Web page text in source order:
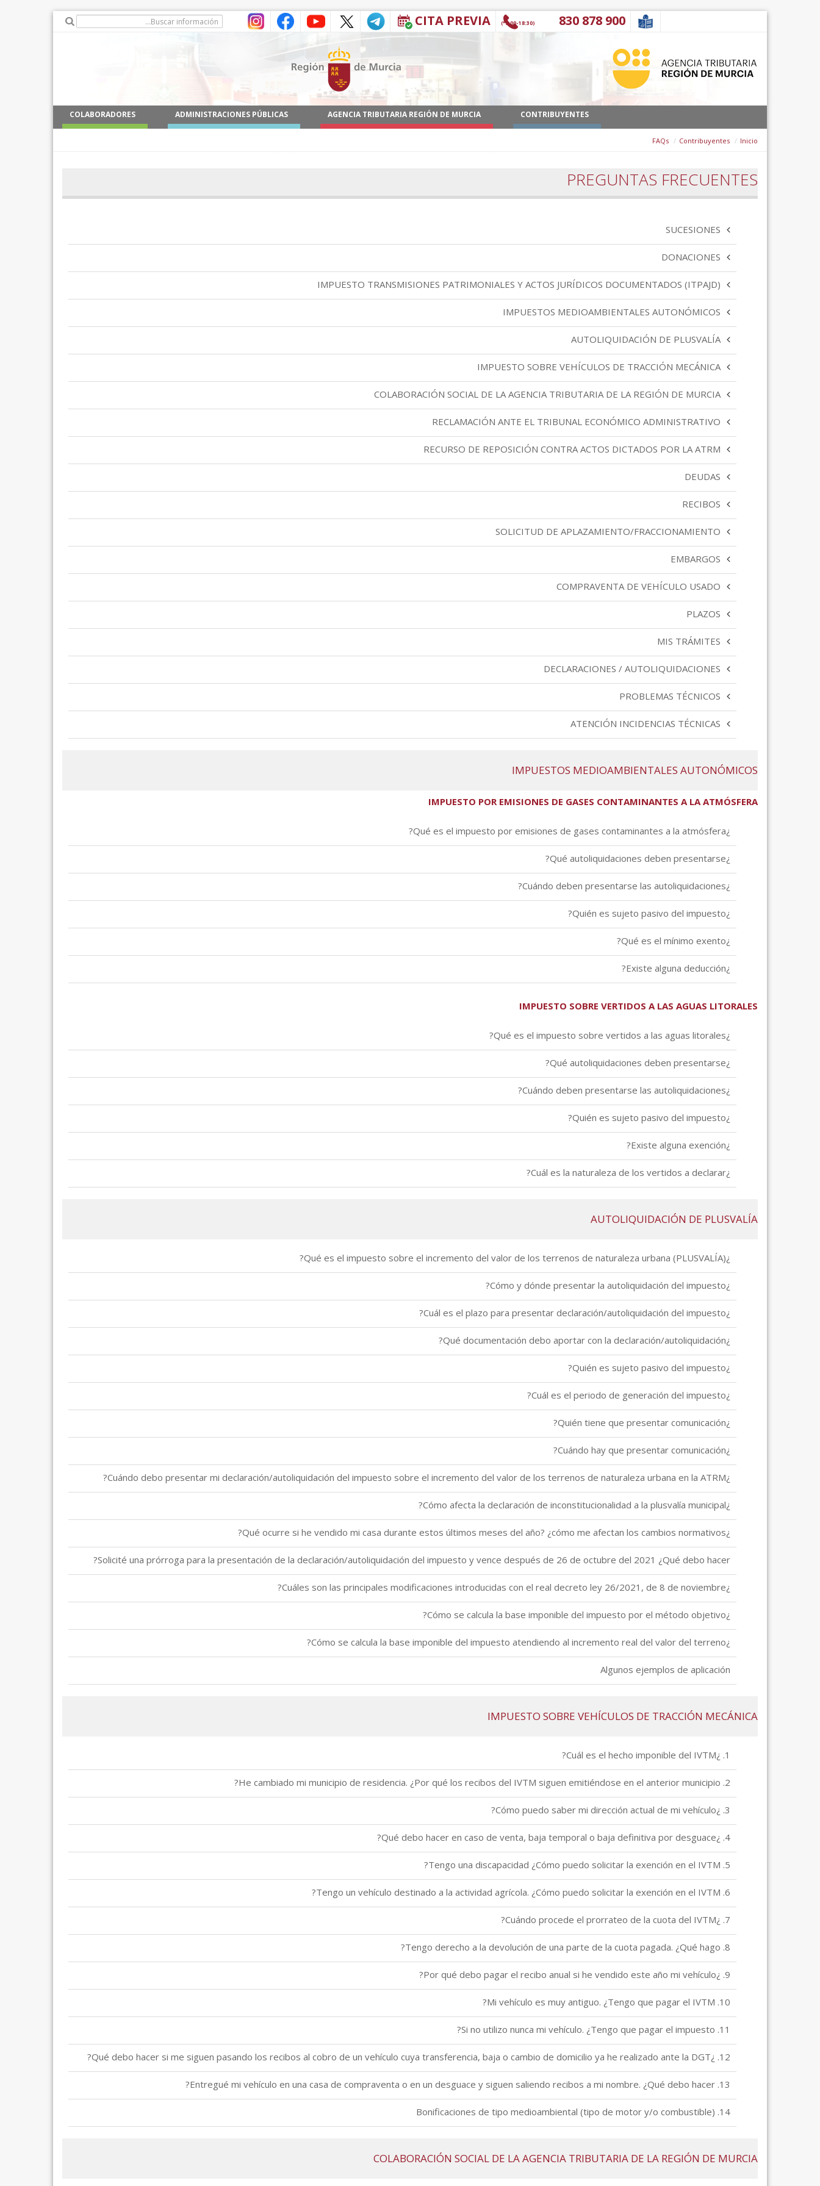
CITA PREVIA 900 878 830
(9:00-18:30*)
CONTRIBUYENTES
AGENCIA TRIBUTARIA REGIÓN DE MURCIA
ADMINISTRACIONES PÚBLICAS
COLABORADORES
Inicio
Contribuyentes
FAQs
PREGUNTAS FRECUENTES
SUCESIONES
DONACIONES
IMPUESTO TRANSMISIONES PATRIMONIALES Y ACTOS JURÍDICOS DOCUMENTADOS (ITPAJD)
IMPUESTOS MEDIOAMBIENTALES AUTONÓMICOS
AUTOLIQUIDACIÓN DE PLUSVALÍA
IMPUESTO SOBRE VEHÍCULOS DE TRACCIÓN MECÁNICA
COLABORACIÓN SOCIAL DE LA AGENCIA TRIBUTARIA DE LA REGIÓN DE MURCIA
RECLAMACIÓN ANTE EL TRIBUNAL ECONÓMICO ADMINISTRATIVO
RECURSO DE REPOSICIÓN CONTRA ACTOS DICTADOS POR LA ATRM
DEUDAS
RECIBOS
SOLICITUD DE APLAZAMIENTO/FRACCIONAMIENTO
EMBARGOS
COMPRAVENTA DE VEHÍCULO USADO
PLAZOS
MIS TRÁMITES
DECLARACIONES / AUTOLIQUIDACIONES
PROBLEMAS TÉCNICOS
ATENCIÓN INCIDENCIAS TÉCNICAS
IMPUESTOS MEDIOAMBIENTALES AUTONÓMICOS
IMPUESTO POR EMISIONES DE GASES CONTAMINANTES A LA ATMÓSFERA
¿Qué es el impuesto por emisiones de gases contaminantes a la atmósfera?
¿Qué autoliquidaciones deben presentarse?
¿Cuándo deben presentarse las autoliquidaciones?
¿Quién es sujeto pasivo del impuesto?
¿Qué es el mínimo exento?
¿Existe alguna deducción?
IMPUESTO SOBRE VERTIDOS A LAS AGUAS LITORALES
¿Qué es el impuesto sobre vertidos a las aguas litorales?
¿Qué autoliquidaciones deben presentarse?
¿Cuándo deben presentarse las autoliquidaciones?
¿Quién es sujeto pasivo del impuesto?
¿Existe alguna exención?
¿Cuál es la naturaleza de los vertidos a declarar?
AUTOLIQUIDACIÓN DE PLUSVALÍA
¿Qué es el impuesto sobre el incremento del valor de los terrenos de naturaleza urbana (PLUSVALÍA)?
¿Cómo y dónde presentar la autoliquidación del impuesto?
¿Cuál es el plazo para presentar declaración/autoliquidación del impuesto?
¿Qué documentación debo aportar con la declaración/autoliquidación?
¿Quién es sujeto pasivo del impuesto?
¿Cuál es el periodo de generación del impuesto?
¿Quién tiene que presentar comunicación?
¿Cuándo hay que presentar comunicación?
¿Cuándo debo presentar mi declaración/autoliquidación del impuesto sobre el incremento del valor de los terrenos de naturaleza urbana en la ATRM?
¿Cómo afecta la declaración de inconstitucionalidad a la plusvalía municipal?
¿Qué ocurre si he vendido mi casa durante estos últimos meses del año? ¿cómo me afectan los cambios normativos?
Solicité una prórroga para la presentación de la declaración/autoliquidación del impuesto y vence después de 26 de octubre del 2021 ¿Qué debo hacer?
¿Cuáles son las principales modificaciones introducidas con el real decreto ley 26/2021, de 8 de noviembre?
¿Cómo se calcula la base imponible del impuesto por el método objetivo?
¿Cómo se calcula la base imponible del impuesto atendiendo al incremento real del valor del terreno?
Algunos ejemplos de aplicación
IMPUESTO SOBRE VEHÍCULOS DE TRACCIÓN MECÁNICA
1. ¿Cuál es el hecho imponible del IVTM?
2. He cambiado mi municipio de residencia. ¿Por qué los recibos del IVTM siguen emitiéndose en el anterior municipio?
3. ¿Cómo puedo saber mi dirección actual de mi vehículo?
4. ¿Qué debo hacer en caso de venta, baja temporal o baja definitiva por desguace?
5. Tengo una discapacidad ¿Cómo puedo solicitar la exención en el IVTM?
6. Tengo un vehículo destinado a la actividad agrícola. ¿Cómo puedo solicitar la exención en el IVTM?
7. ¿Cuándo procede el prorrateo de la cuota del IVTM?
8. Tengo derecho a la devolución de una parte de la cuota pagada. ¿Qué hago?
9. ¿Por qué debo pagar el recibo anual si he vendido este año mi vehículo?
10. Mi vehículo es muy antiguo. ¿Tengo que pagar el IVTM?
11. Si no utilizo nunca mi vehículo. ¿Tengo que pagar el impuesto?
12. ¿Qué debo hacer si me siguen pasando los recibos al cobro de un vehículo cuya transferencia, baja o cambio de domicilio ya he realizado ante la DGT?
13. Entregué mi vehículo en una casa de compraventa o en un desguace y siguen saliendo recibos a mi nombre. ¿Qué debo hacer?
14. Bonificaciones de tipo medioambiental (tipo de motor y/o combustible)
COLABORACIÓN SOCIAL DE LA AGENCIA TRIBUTARIA DE LA REGIÓN DE MURCIA